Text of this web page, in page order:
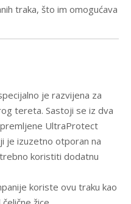
traka, što im omogućava
je razvijena za
tereta. Sastoji se iz dva
UltraProtect
je izuzetno otporan na
koristiti dodatnu
koriste ovu traku kao